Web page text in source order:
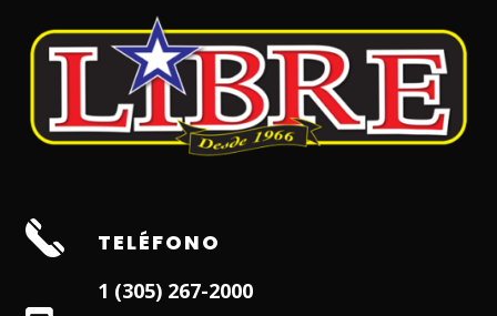
TELÉFONO
1 (305) 267-2000